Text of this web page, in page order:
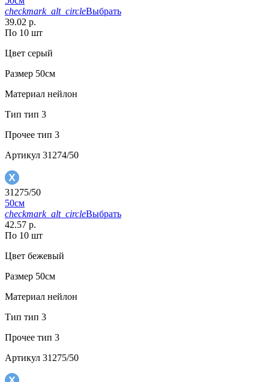
checkmark_alt_circleВыбрать
39.02 р.
По 10 шт
Цвет серый
Размер 50см
Материал нейлон
Тип тип 3
Прочее тип 3
Артикул 31274/50
31275/50
50см
checkmark_alt_circleВыбрать
42.57 р.
По 10 шт
Цвет бежевый
Размер 50см
Материал нейлон
Тип тип 3
Прочее тип 3
Артикул 31275/50